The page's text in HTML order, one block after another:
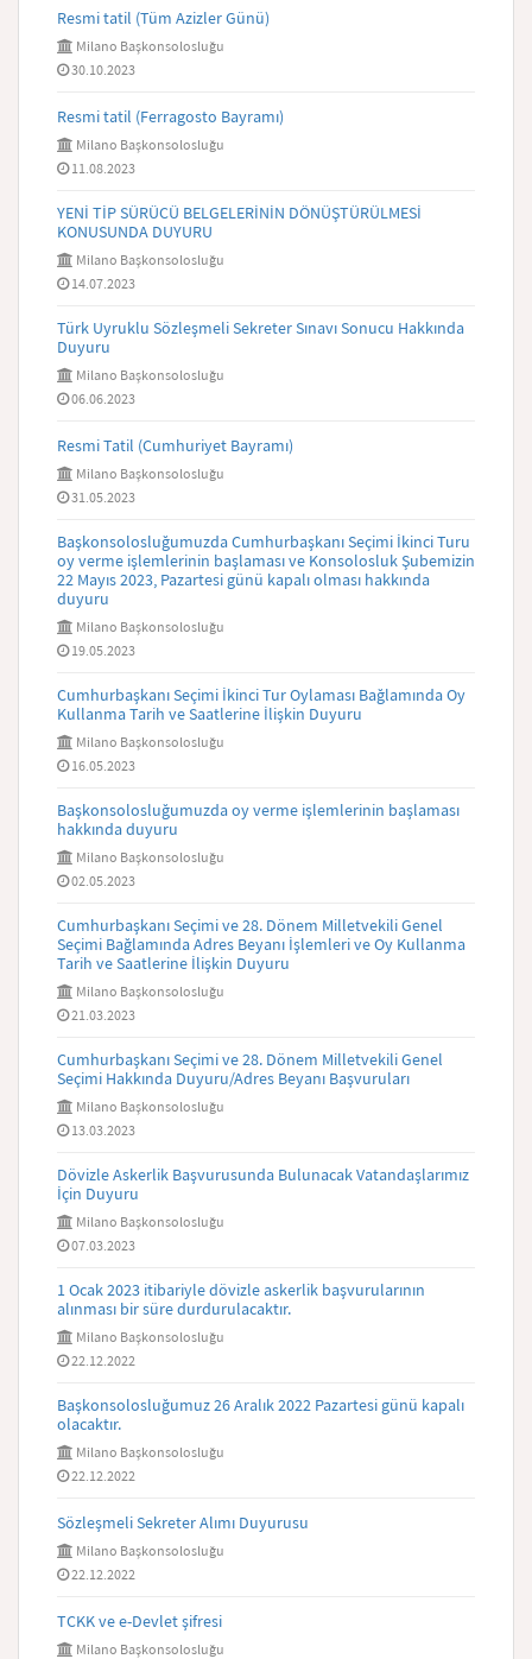
Resmi tatil (Tüm Azizler Günü)
Milano Başkonsolosluğu
30.10.2023
Resmi tatil (Ferragosto Bayramı)
Milano Başkonsolosluğu
11.08.2023
YENİ TİP SÜRÜCÜ BELGELERİNİN DÖNÜŞTÜRÜLMESİ
KONUSUNDA DUYURU
Milano Başkonsolosluğu
14.07.2023
Türk Uyruklu Sözleşmeli Sekreter Sınavı Sonucu Hakkında
Duyuru
Milano Başkonsolosluğu
06.06.2023
Resmi Tatil (Cumhuriyet Bayramı)
Milano Başkonsolosluğu
31.05.2023
Başkonsolosluğumuzda Cumhurbaşkanı Seçimi İkinci Turu
oy verme işlemlerinin başlaması ve Konsolosluk Şubemizin
22 Mayıs 2023, Pazartesi günü kapalı olması hakkında
duyuru
Milano Başkonsolosluğu
19.05.2023
Cumhurbaşkanı Seçimi İkinci Tur Oylaması Bağlamında Oy
Kullanma Tarih ve Saatlerine İlişkin Duyuru
Milano Başkonsolosluğu
16.05.2023
Başkonsolosluğumuzda oy verme işlemlerinin başlaması
hakkında duyuru
Milano Başkonsolosluğu
02.05.2023
Cumhurbaşkanı Seçimi ve 28. Dönem Milletvekili Genel
Seçimi Bağlamında Adres Beyanı İşlemleri ve Oy Kullanma
Tarih ve Saatlerine İlişkin Duyuru
Milano Başkonsolosluğu
21.03.2023
Cumhurbaşkanı Seçimi ve 28. Dönem Milletvekili Genel
Seçimi Hakkında Duyuru/Adres Beyanı Başvuruları
Milano Başkonsolosluğu
13.03.2023
Dövizle Askerlik Başvurusunda Bulunacak Vatandaşlarımız
İçin Duyuru
Milano Başkonsolosluğu
07.03.2023
1 Ocak 2023 itibariyle dövizle askerlik başvurularının
alınması bir süre durdurulacaktır.
Milano Başkonsolosluğu
22.12.2022
Başkonsolosluğumuz 26 Aralık 2022 Pazartesi günü kapalı
olacaktır.
Milano Başkonsolosluğu
22.12.2022
Sözleşmeli Sekreter Alımı Duyurusu
Milano Başkonsolosluğu
22.12.2022
TCKK ve e-Devlet şifresi
Milano Başkonsolosluğu